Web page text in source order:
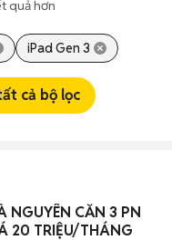
quả hơn
iPad Gen 3
cả bộ lọc
NGUYÊN CĂN 3 PN
20 TRIỆU/THÁNG